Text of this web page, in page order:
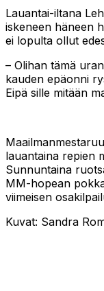
Lauantai-iltana
iskeneen häneen
ei lopulta ollut
– Olihan tämä
kauden epäonni
Eipä sille mitään
lauantaina repien
Sunnuntaina
MM-hopean
viimeisen
Kuvat: Sandra